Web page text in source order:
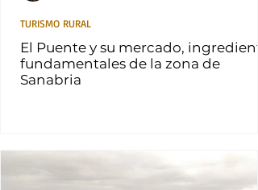
El Puente y su mercado,
fundamentales de la zona de
Sanabria
TURISMO RURAL